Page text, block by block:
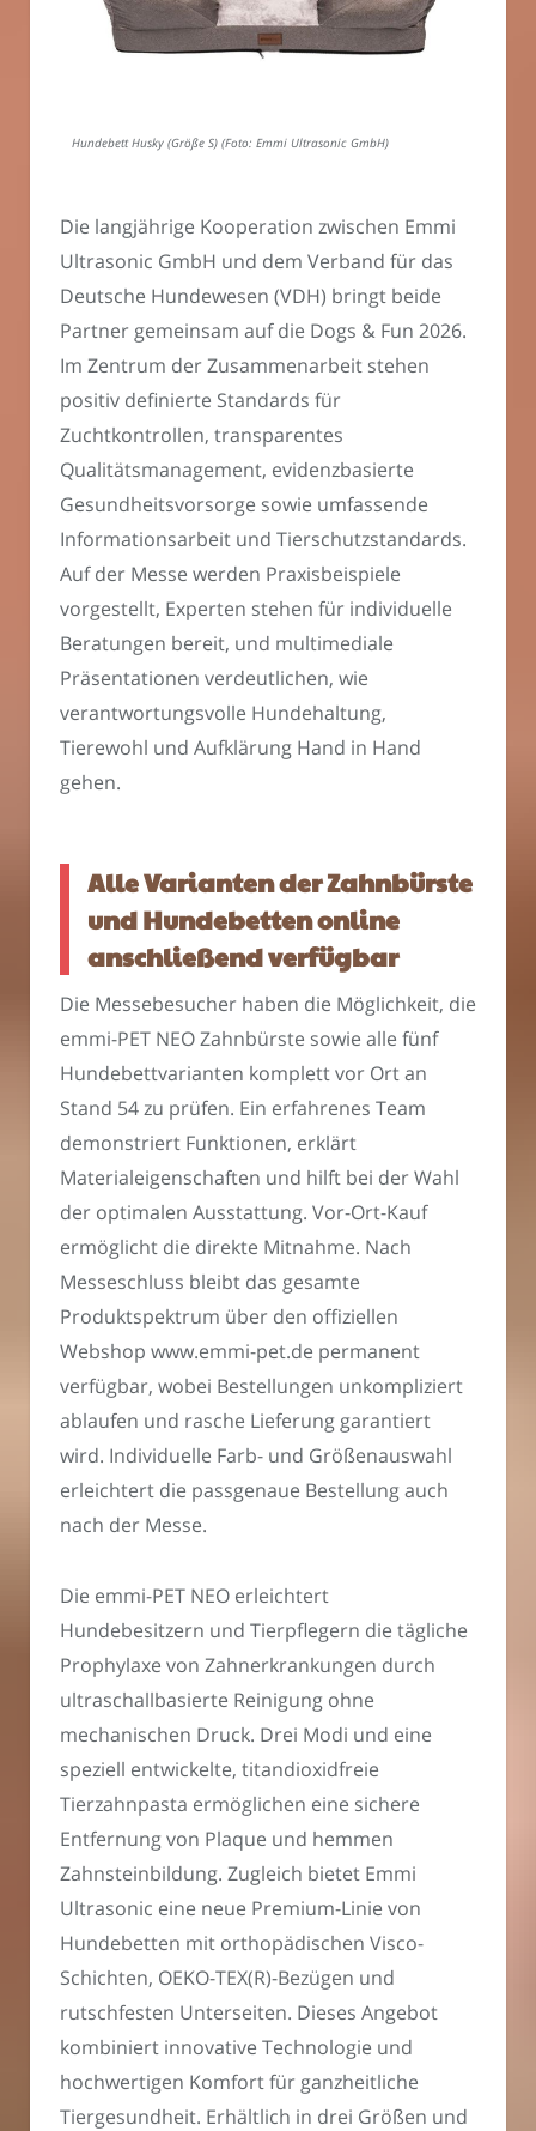
Hundebett Husky (Größe S) (Foto: Emmi Ultrasonic GmbH)
Die langjährige Kooperation zwischen Emmi
Ultrasonic GmbH und dem Verband für das
Deutsche Hundewesen (VDH) bringt beide
Partner gemeinsam auf die Dogs & Fun 2026.
Im Zentrum der Zusammenarbeit stehen
positiv definierte Standards für
Zuchtkontrollen, transparentes
Qualitätsmanagement, evidenzbasierte
Gesundheitsvorsorge sowie umfassende
Informationsarbeit und Tierschutzstandards.
Auf der Messe werden Praxisbeispiele
vorgestellt, Experten stehen für individuelle
Beratungen bereit, und multimediale
Präsentationen verdeutlichen, wie
verantwortungsvolle Hundehaltung,
Tierewohl und Aufklärung Hand in Hand
gehen.
Alle Varianten der Zahnbürste
und Hundebetten online
anschließend verfügbar
Die Messebesucher haben die Möglichkeit, die
emmi-PET NEO Zahnbürste sowie alle fünf
Hundebettvarianten komplett vor Ort an
Stand 54 zu prüfen. Ein erfahrenes Team
demonstriert Funktionen, erklärt
Materialeigenschaften und hilft bei der Wahl
der optimalen Ausstattung. Vor-Ort-Kauf
ermöglicht die direkte Mitnahme. Nach
Messeschluss bleibt das gesamte
Produktspektrum über den offiziellen
Webshop www.emmi-pet.de permanent
verfügbar, wobei Bestellungen unkompliziert
ablaufen und rasche Lieferung garantiert
wird. Individuelle Farb- und Größenauswahl
erleichtert die passgenaue Bestellung auch
nach der Messe.
Die emmi-PET NEO erleichtert
Hundebesitzern und Tierpflegern die tägliche
Prophylaxe von Zahnerkrankungen durch
ultraschallbasierte Reinigung ohne
mechanischen Druck. Drei Modi und eine
speziell entwickelte, titandioxidfreie
Tierzahnpasta ermöglichen eine sichere
Entfernung von Plaque und hemmen
Zahnsteinbildung. Zugleich bietet Emmi
Ultrasonic eine neue Premium-Linie von
Hundebetten mit orthopädischen Visco-
Schichten, OEKO-TEX(R)-Bezügen und
rutschfesten Unterseiten. Dieses Angebot
kombiniert innovative Technologie und
hochwertigen Komfort für ganzheitliche
Tiergesundheit. Erhältlich in drei Größen und